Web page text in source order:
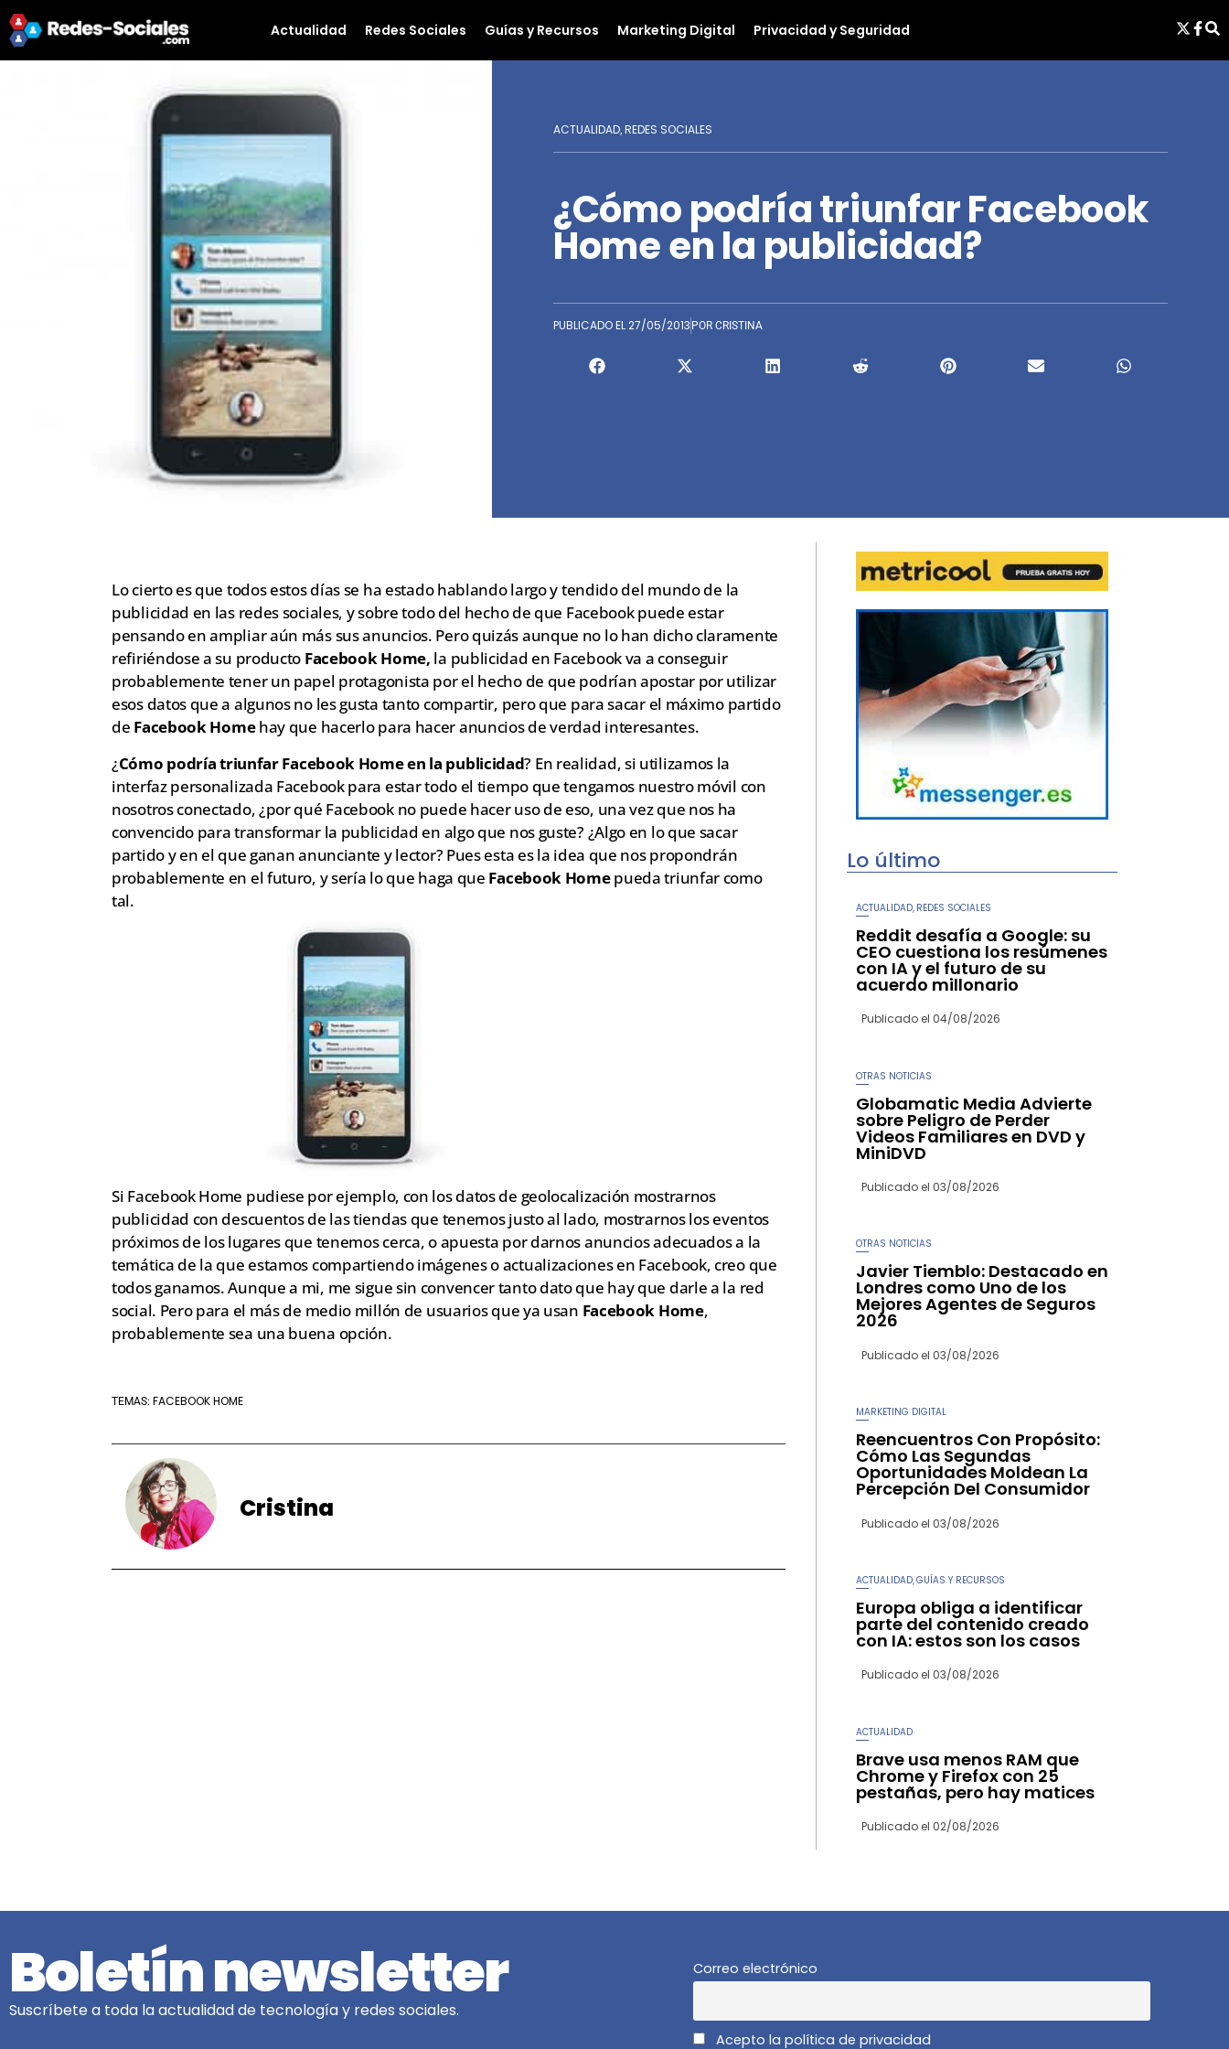
Actualidad Redes Sociales Guías y Recursos Marketing Digital Privacidad y Seguridad
ACTUALIDAD, REDES SOCIALES
¿Cómo podría triunfar Facebook
Home en la publicidad?
PUBLICADO EL27/05/2013 POR CRISTINA
Lo cierto es que todos estos días se ha estado hablando largo y tendido del mundo de la
publicidad en las redes sociales, y sobre todo del hecho de que Facebook puede estar
pensando en ampliar aún más sus anuncios. Pero quizás aunque no lo han dicho claramente
refiriéndose a su producto Facebook Home, la publicidad en Facebook va a conseguir
probablemente tener un papel protagonista por el hecho de que podrían apostar por utilizar
esos datos que a algunos no les gusta tanto compartir, pero que para sacar el máximo partido
de Facebook Homehay que hacerlo para hacer anuncios de verdad interesantes.
¿Cómo podría triunfar Facebook Home en la publicidad? En realidad, si utilizamos la
interfaz personalizada Facebook para estar todo el tiempo que tengamos nuestro móvil con
nosotros conectado, ¿por qué Facebook no puede hacer uso de eso, una vez que nos ha
convencido para transformar la publicidad en algo que nos guste? ¿Algo en lo que sacar
partido y en el que ganan anunciante y lector? Pues esta es la idea que nos propondrán
probablemente en el futuro, y sería lo que haga que Facebook Homepueda triunfar como
tal.
Si Facebook Home pudiese por ejemplo, con los datos de geolocalización mostrarnos
publicidad con descuentos de las tiendas que tenemos justo al lado, mostrarnos los eventos
próximos de los lugares que tenemos cerca, o apuesta por darnos anuncios adecuados a la
temática de la que estamos compartiendo imágenes o actualizaciones en Facebook, creo que
todos ganamos. Aunque a mi, me sigue sin convencer tanto dato que hay que darle a la red
social. Pero para el más de medio millón de usuarios que ya usan Facebook Home,
probablemente sea una buena opción.
TEMAS: FACEBOOK HOME
Cristina
Lo último
ACTUALIDAD REDES SOCIALES
Reddit desafía a Google: su
CEO cuestiona los resúmenes
con IA y el futuro de su
acuerdo millonario
Publicado el 04/08/2026
OTRAS NOTICIAS
Globamatic Media Advierte
sobre Peligro de Perder
Videos Familiares en DVD y
MiniDVD
Publicado el 03/08/2026
OTRAS NOTICIAS
Javier Tiemblo: Destacado en
Londres como Uno de los
Mejores Agentes de Seguros
2026
Publicado el 03/08/2026
MARKETING DIGITAL
Reencuentros Con Propósito:
Cómo Las Segundas
Oportunidades Moldean La
Percepción Del Consumidor
Publicado el 03/08/2026
ACTUALIDAD GUÍAS Y RECURSOS
Europa obliga a identificar
parte del contenido creado
con IA: estos son los casos
Publicado el 03/08/2026
ACTUALIDAD
Brave usa menos RAM que
Chrome y Firefox con 25
pestañas, pero hay matices
Publicado el 02/08/2026
Boletín newsletter
Suscríbete a toda la actualidad de tecnología y redes sociales.
Correo electrónico
Acepto la política de privacidad